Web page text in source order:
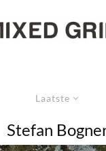
Laatste
Stefan